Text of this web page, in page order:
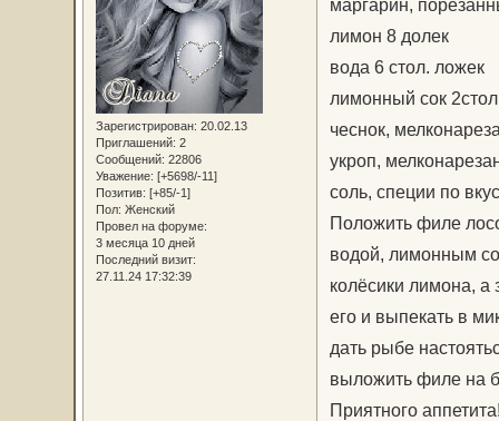
Зарегистрирован: 20.02.13
Приглашений: 2
Сообщений: 22806
Уважение: [+5698/-11]
Позитив: [+85/-1]
Пол: Женский
Провел на форуме:
3 месяца 10 дней
Последний визит:
27.11.24 17:32:39
маргарин,
лимон 8 долек
вода 6 стол. ложек
лимонный сок
чеснок,
укроп,
соль, специи по
Положить филе
водой, лимонным
колёсики лимона, а
его и выпекать в
дать рыбе
выложить филе на
Приятного